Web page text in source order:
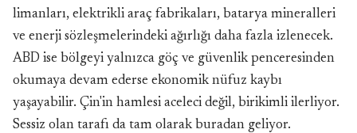
limanları, elektrikli araç fabrikaları, batarya mineralleri
ve enerji sözleşmelerindeki ağırlığı daha fazla izlenecek.
ABD ise bölgeyi yalnızca göç ve güvenlik penceresinden
okumaya devam ederse ekonomik nüfuz kaybı
yaşayabilir. Çin'in hamlesi aceleci değil, birikimli ilerliyor.
Sessiz olan tarafı da tam olarak buradan geliyor.